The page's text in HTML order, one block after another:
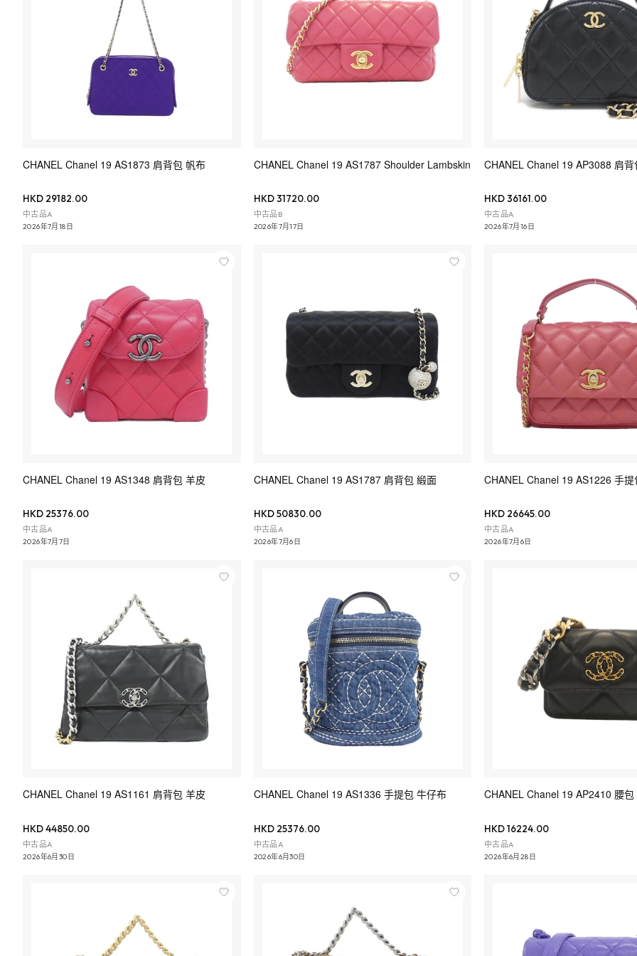
CHANEL Chanel 19 AS1873 肩背包 帆布
HKD 29182.00
中古品A
2026年7月18日
CHANEL Chanel 19 AS1787 Shoulder Lambskin
HKD 31720.00
中古品B
2026年7月17日
CHANEL Chanel 19 AP3088 肩
HKD 36161.00
中古品A
2026年7月16日
CHANEL Chanel 19 AS1348 肩背包 羊皮
HKD 25376.00
中古品A
2026年7月7日
CHANEL Chanel 19 AS1787 肩背包 緞面
HKD 50830.00
中古品A
2026年7月6日
CHANEL Chanel 19 AS1226 手提
HKD 26645.00
中古品A
2026年7月6日
CHANEL Chanel 19 AS1161 肩背包 羊皮
HKD 44850.00
中古品A
2026年6月30日
CHANEL Chanel 19 AS1336 手提包 牛仔布
HKD 25376.00
中古品A
2026年6月30日
CHANEL Chanel 19 AP2410 腰包
HKD 16224.00
中古品A
2026年6月28日